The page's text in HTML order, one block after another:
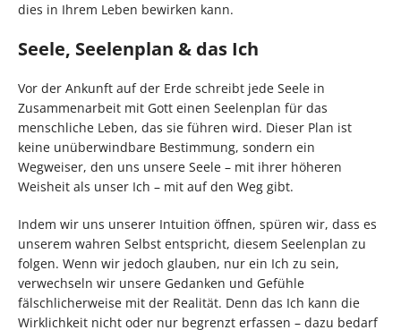
dies in Ihrem Leben bewirken kann.
Seele, Seelenplan & das Ich
Vor der Ankunft auf der Erde schreibt jede Seele in
Zusammenarbeit mit Gott einen Seelenplan für das
menschliche Leben, das sie führen wird. Dieser Plan ist
keine unüberwindbare Bestimmung, sondern ein
Wegweiser, den uns unsere Seele – mit ihrer höheren
Weisheit als unser Ich – mit auf den Weg gibt.
Indem wir uns unserer Intuition öffnen, spüren wir, dass es
unserem wahren Selbst entspricht, diesem Seelenplan zu
folgen. Wenn wir jedoch glauben, nur ein Ich zu sein,
verwechseln wir unsere Gedanken und Gefühle
fälschlicherweise mit der Realität. Denn das Ich kann die
Wirklichkeit nicht oder nur begrenzt erfassen – dazu bedarf